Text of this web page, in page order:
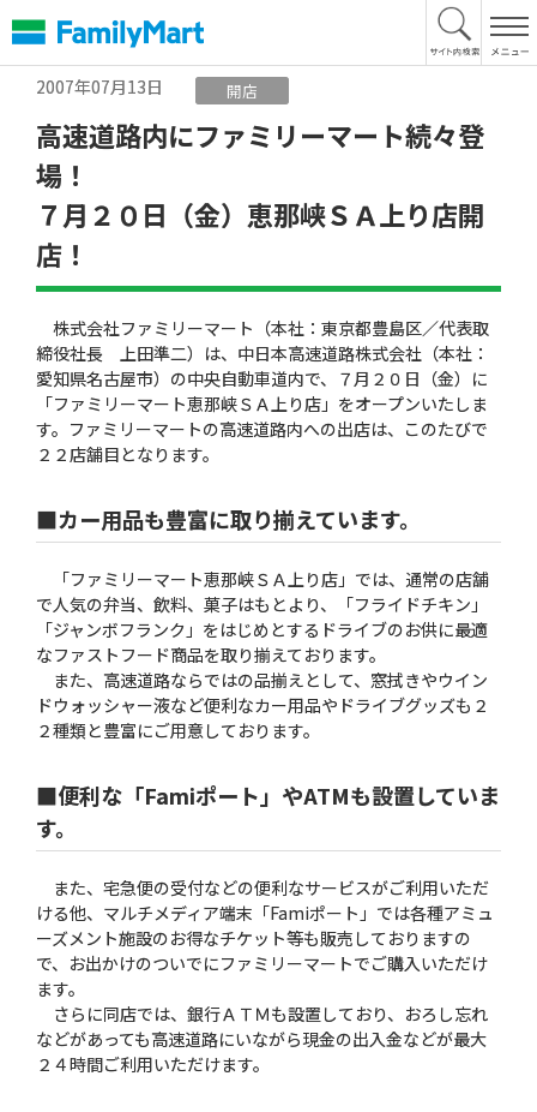
文
へ
2007年07月13日
開店
高速道路内にファミリーマート続々登
場！
７月２０日（金）恵那峡ＳＡ上り店開
店！
株式会社ファミリーマート（本社：東京都豊島区／代表取
締役社長 上田準二）は、中日本高速道路株式会社（本社：
愛知県名古屋市）の中央自動車道内で、７月２０日（金）に
「ファミリーマート恵那峡ＳＡ上り店」をオープンいたしま
す。ファミリーマートの高速道路内への出店は、このたびで
２２店舗目となります。
■カー用品も豊富に取り揃えています。
「ファミリーマート恵那峡ＳＡ上り店」では、通常の店舗
で人気の弁当、飲料、菓子はもとより、「フライドチキン」
「ジャンボフランク」をはじめとするドライブのお供に最適
なファストフード商品を取り揃えております。
また、高速道路ならではの品揃えとして、窓拭きやウイン
ドウォッシャー液など便利なカー用品やドライブグッズも２
２種類と豊富にご用意しております。
■便利な「Famiポート」やATMも設置していま
す。
また、宅急便の受付などの便利なサービスがご利用いただ
ける他、マルチメディア端末「Famiポート」では各種アミュ
ーズメント施設のお得なチケット等も販売しておりますの
で、お出かけのついでにファミリーマートでご購入いただけ
ます。
さらに同店では、銀行ＡＴＭも設置しており、おろし忘れ
などがあっても高速道路にいながら現金の出入金などが最大
２４時間ご利用いただけます。